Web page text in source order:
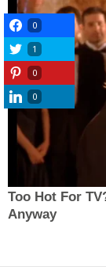
0
1
0
0